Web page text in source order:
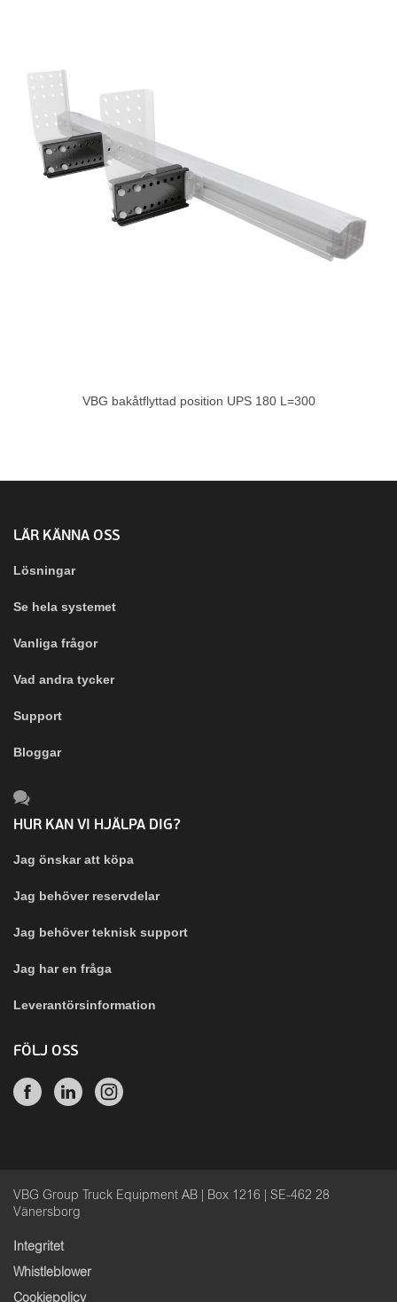
VBG bakåtflyttad position UPS 180 L=300
LÄR KÄNNA OSS
Lösningar
Se hela systemet
Vanliga frågor
Vad andra tycker
Support
Bloggar
HUR KAN VI HJÄLPA DIG?
Jag önskar att köpa
Jag behöver reservdelar
Jag behöver teknisk support
Jag har en fråga
Leverantörsinformation
FÖLJ OSS
VBG Group Truck Equipment AB | Box 1216 | SE-462 28
Vänersborg
Integritet
Whistleblower
Cookiepolicy